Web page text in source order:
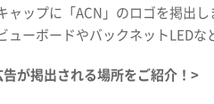
ャップに「ACN」のロゴを掲出
ューボードやバックネットLED
告が掲出される場所をご紹介！>